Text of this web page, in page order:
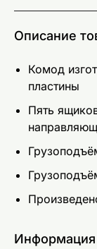
Описание
Комод
пластины
Пять
Информация